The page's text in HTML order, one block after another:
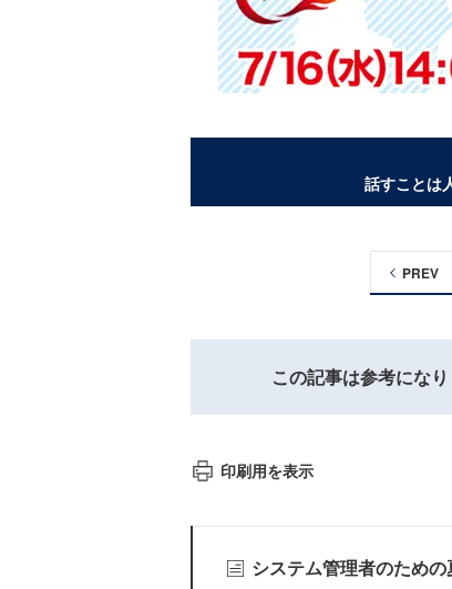
話すことは
PREV
この記事は参考にな
印刷用を表示
システム管理者のため